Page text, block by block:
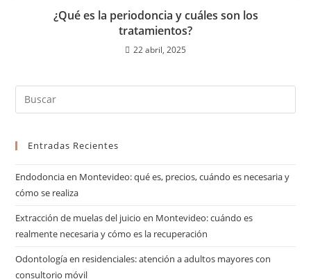
¿Qué es la periodoncia y cuáles son los
tratamientos?
22 abril, 2025
Entradas Recientes
Endodoncia en Montevideo: qué es, precios, cuándo es necesaria y
cómo se realiza
Extracción de muelas del juicio en Montevideo: cuándo es
realmente necesaria y cómo es la recuperación
Odontología en residenciales: atención a adultos mayores con
consultorio móvil